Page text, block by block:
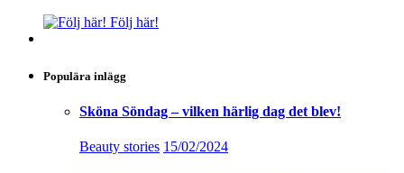
Följ här!
Populära inlägg
Sköna Söndag – vilken härlig dag det blev!
Beauty stories 15/02/2024